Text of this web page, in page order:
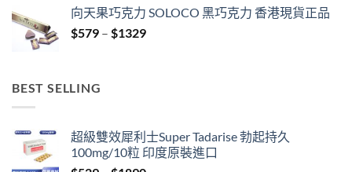
$529
through
向天果巧克力 SOLOCO 黑巧克力 香港現貨正品
$579 – $1329Price
BEST SELLING
超級雙效犀利士Super Tadarise 勃起持久
100mg/10粒 印度原裝進口